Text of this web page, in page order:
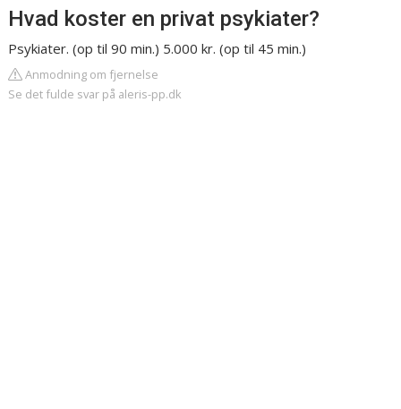
Hvad koster en privat psykiater?
Psykiater. ​(op til 90 min.) ​5.000 kr. ​(op til 45 min.)
Anmodning om fjernelse
Se det fulde svar på aleris-pp.dk